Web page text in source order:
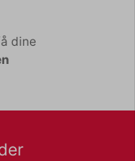
dine